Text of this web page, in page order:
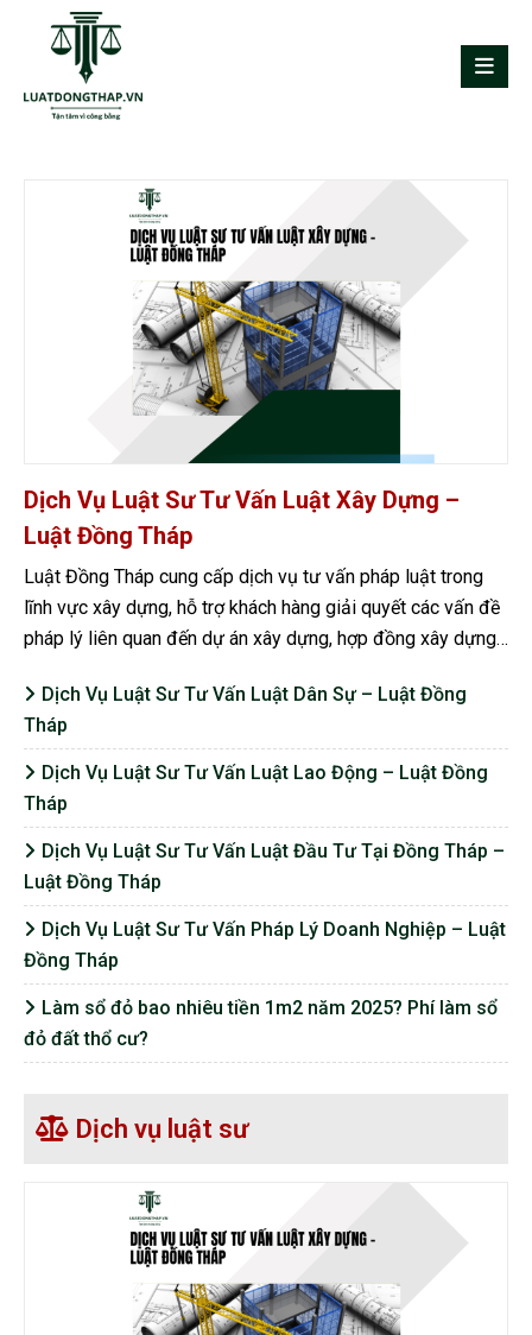
Dịch Vụ Luật Sư Tư Vấn Luật Xây Dựng –
Luật Đồng Tháp
Luật Đồng Tháp cung cấp dịch vụ tư vấn pháp luật trong
lĩnh vực xây dựng, hỗ trợ khách hàng giải quyết các vấn đề
pháp lý liên quan đến dự án xây dựng, hợp đồng xây dựng,
Dịch Vụ Luật Sư Tư Vấn Luật Dân Sự – Luật Đồng
Tháp
Dịch Vụ Luật Sư Tư Vấn Luật Lao Động – Luật Đồng
Tháp
Dịch Vụ Luật Sư Tư Vấn Luật Đầu Tư Tại Đồng Tháp –
Luật Đồng Tháp
Dịch Vụ Luật Sư Tư Vấn Pháp Lý Doanh Nghiệp – Luật
Đồng Tháp
Làm sổ đỏ bao nhiêu tiền 1m2 năm 2025? Phí làm sổ
đỏ đất thổ cư?
Dịch vụ luật sư